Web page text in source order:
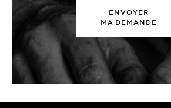
ENVOYER
MA DEMANDE